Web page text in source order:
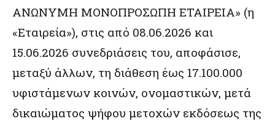
ΑΝΩΝΥΜΗ ΜΟΝΟΠΡΟΣΩΠΗ ΕΤΑΙΡΕΙΑ» (η
«Εταιρεία»), στις από 08.06.2026 και
15.06.2026 συνεδριάσεις του, αποφάσισε,
μεταξύ άλλων, τη διάθεση έως 17.100.000
υφιστάμενων κοινών, ονομαστικών, μετά
δικαιώματος ψήφου μετοχών εκδόσεως της